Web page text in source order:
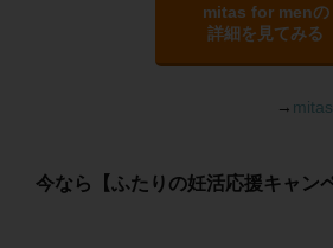
mitas for menの
詳細を見てみる
→
今なら【ふたりの妊活応援キャン